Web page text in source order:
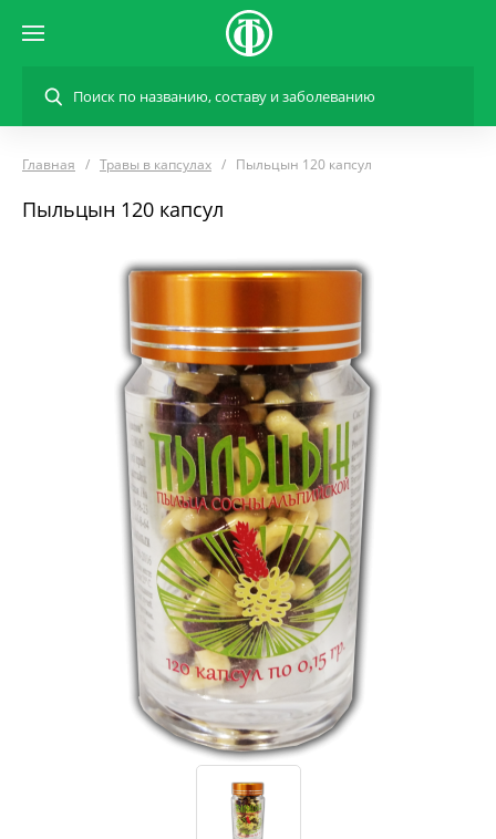
Главная Травы в капсулах Пыльцын 120 капсул
Пыльцын 120 капсул